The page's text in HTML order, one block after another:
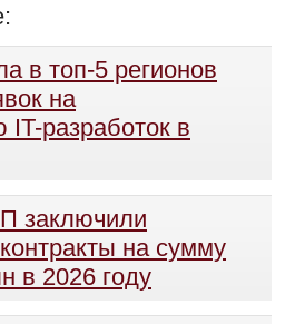
в топ-5 регионов
на
IT-разработок в
заключили
на сумму
в 2026 году